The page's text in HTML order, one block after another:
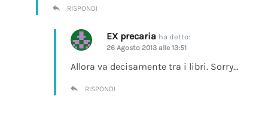
RISPONDI
EX precaria ha detto:
26 Agosto 2013 alle 13:51
Allora va decisamente tra i libri. Sorry…
RISPONDI